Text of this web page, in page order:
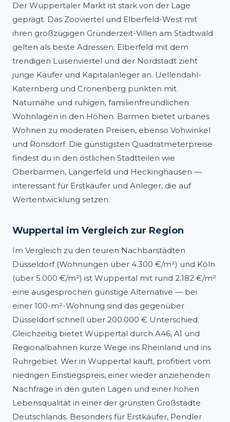
Der Wuppertaler Markt ist stark von der Lage
geprägt. Das Zooviertel und Elberfeld-West mit
ihren großzügigen Gründerzeit-Villen am Stadtwald
gelten als beste Adressen. Elberfeld mit dem
trendigen Luisenviertel und der Nordstadt zieht
junge Käufer und Kapitalanleger an. Uellendahl-
Katernberg und Cronenberg punkten mit
Naturnähe und ruhigen, familienfreundlichen
Wohnlagen in den Höhen. Barmen bietet urbanes
Wohnen zu moderaten Preisen, ebenso Vohwinkel
und Ronsdorf. Die günstigsten Quadratmeterpreise
findest du in den östlichen Stadtteilen wie
Oberbarmen, Langerfeld und Heckinghausen —
interessant für Erstkäufer und Anleger, die auf
Wertentwicklung setzen.
Wuppertal im Vergleich zur Region
Im Vergleich zu den teuren Nachbarstädten
Düsseldorf (Wohnungen über 4.300 €/m²) und Köln
(über 5.000 €/m²) ist Wuppertal mit rund 2.182 €/m²
eine ausgesprochen günstige Alternative — bei
einer 100-m²-Wohnung sind das gegenüber
Düsseldorf schnell über 200.000 € Unterschied.
Gleichzeitig bietet Wuppertal durch A46, A1 und
Regionalbahnen kurze Wege ins Rheinland und ins
Ruhrgebiet. Wer in Wuppertal kauft, profitiert vom
niedrigen Einstiegspreis, einer wieder anziehenden
Nachfrage in den guten Lagen und einer hohen
Lebensqualität in einer der grünsten Großstädte
Deutschlands. Besonders für Erstkäufer, Pendler